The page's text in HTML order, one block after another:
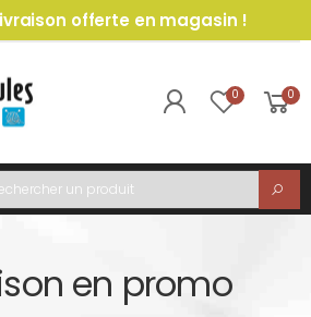
offerte en magasin !
0 0
menu
en promo